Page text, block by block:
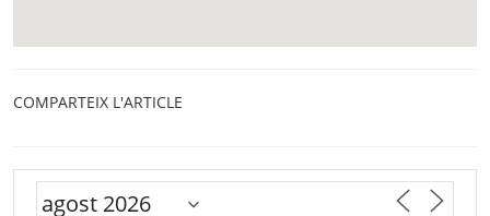
COMPARTEIX L'ARTICLE